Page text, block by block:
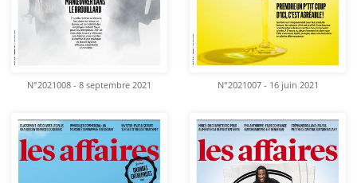
N°2021008 - 8 septembre 2021 N°2021007 - 16 juin 2021